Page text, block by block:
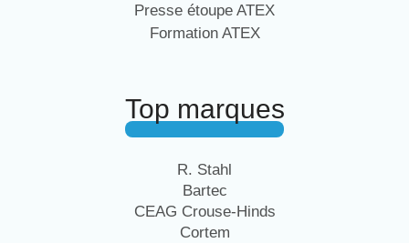
Presse étoupe ATEX
Formation ATEX
Top marques
R. Stahl
Bartec
CEAG Crouse-Hinds
Cortem